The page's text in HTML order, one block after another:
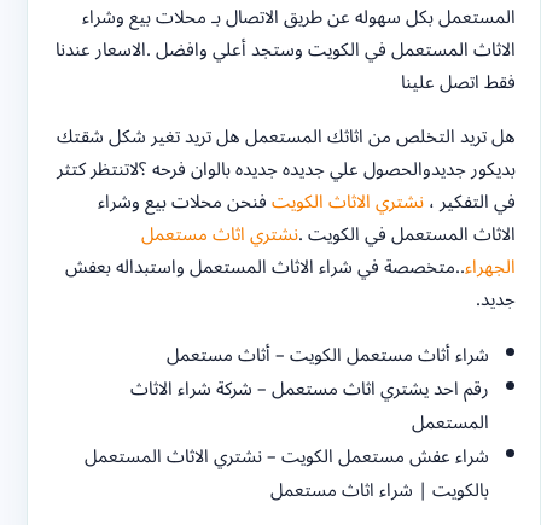
المستعمل بكل سهوله عن طريق الاتصال بـ محلات بيع وشراء
الاثاث المستعمل في الكويت وستجد أعلي وافضل .الاسعار عندنا
فقط اتصل علينا
هل تريد التخلص من اثاثك المستعمل هل تريد تغير شكل شقتك
بديكور جديدوالحصول علي جديده جديده بالوان فرحه ؟لاتنتظر كتثر
في التفكير ،نشتري الاثاث الكويتفنحن محلات بيع وشراء
الاثاث المستعمل في الكويت .نشتري اثاث مستعمل
الجهراء..متخصصة في شراء الاثاث المستعمل واستبداله بعفش
جديد.
شراء أثاث مستعمل الكويت – أثاث مستعمل
رقم احد يشتري اثاث مستعمل – شركة شراء الاثاث
المستعمل
شراء عفش مستعمل الكويت – نشتري الاثاث المستعمل
بالكويت | شراء اثاث مستعمل